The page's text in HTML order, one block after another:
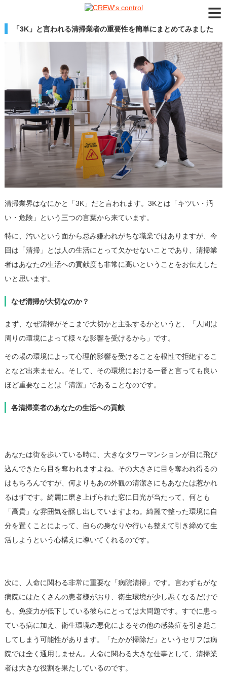
≡
「3K」と言われる清掃業者の重要性を簡単にまとめてみました
清掃業界はなにかと「3K」だと言われます。3Kとは「キツい・汚
い・危険」という三つの言葉から来ています。
特に、汚いという面から忌み嫌われがちな職業ではありますが、今
回は「清掃」とは人の生活にとって欠かせないことであり、清掃業
者はあなたの生活への貢献度も非常に高いということをお伝えした
いと思います。
なぜ清掃が大切なのか？
まず、なぜ清掃がそこまで大切かと主張するかというと、「人間は
周りの環境によって様々な影響を受けるから」です。
その場の環境によって心理的影響を受けることを根性で拒絶するこ
となど出来ません。そして、その環境における一番と言っても良い
ほど重要なことは「清潔」であることなのです。
各清掃業者のあなたの生活への貢献
あなたは街を歩いている時に、大きなタワーマンションが目に飛び
込んできたら目を奪われますよね。その大きさに目を奪われ得るの
はもちろんですが、何よりもあの外観の清潔さにもあなたは惹かれ
るはずです。綺麗に磨き上げられた窓に日光が当たって、何とも
「高貴」な雰囲気を醸し出していますよね。綺麗で整った環境に自
分を置くことによって、自らの身なりや行いも整えて引き締めて生
活しようという心構えに導いてくれるのです。
次に、人命に関わる非常に重要な「病院清掃」です。言わずもがな
病院にはたくさんの患者様がおり、衛生環境が少し悪くなるだけで
も、免疫力が低下している彼らにとっては大問題です。すでに患っ
ている病に加え、衛生環境の悪化によるその他の感染症を引き起こ
してしまう可能性があります。「たかが掃除だ」というセリフは病
院では全く通用しません。人命に関わる大きな仕事として、清掃業
者は大きな役割を果たしているのです。